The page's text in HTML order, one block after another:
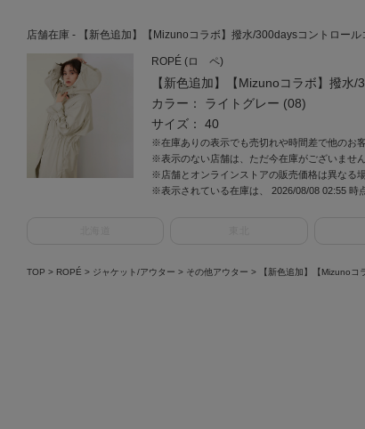
店舗在庫 - 【新色追加】【Mizunoコラボ】撥水/300daysコントロー
ROPÉ (ロ ペ)
【新色追加】【Mizunoコラボ】撥水
カラー： ライトグレー (08)
サイズ： 40
※在庫ありの表示でも売切れや時間差で他のお
※表示のない店舗は、ただ今在庫がございません
※店舗とオンラインストアの販売価格は異なる
※表示されている在庫は、 2026/08/08 02:55 時
TOP > ROPÉ > ジャケット/アウター > その他アウター > 【新色追加】【Mizuno